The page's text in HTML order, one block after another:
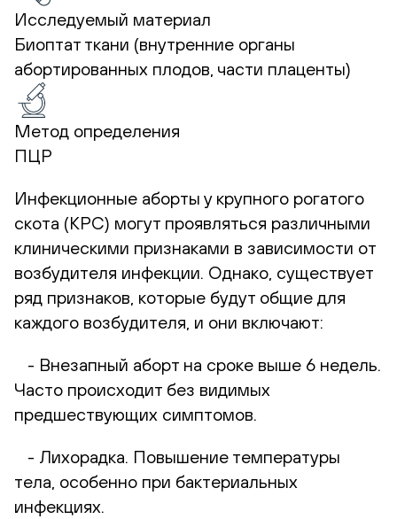
Исследуемый материал
Биоптат ткани (внутренние органы
абортированных плодов, части плаценты)
Метод определения
ПЦР
Инфекционные аборты у крупного рогатого
скота (КРС) могут проявляться различными
клиническими признаками в зависимости от
возбудителя инфекции. Однако, существует
ряд признаков, которые будут общие для
каждого возбудителя, и они включают:
- Внезапный аборт на сроке выше 6 недель.
Часто происходит без видимых
предшествующих симптомов.
- Лихорадка. Повышение температуры
тела, особенно при бактериальных
инфекциях.